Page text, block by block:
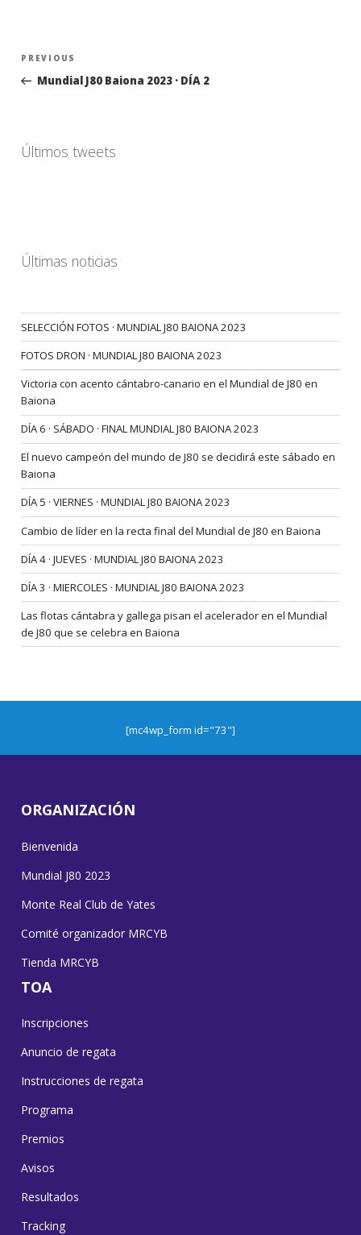
Navegación
entradas
Previous
Post
PREVIOUS
Mundial J80 Baiona 2023 · DÍA 2
Últimos tweets
Últimas noticias
SELECCIÓN FOTOS · MUNDIAL J80 BAIONA 2023
FOTOS DRON · MUNDIAL J80 BAIONA 2023
Victoria con acento cántabro-canario en el Mundial de J80 en
Baiona
DÍA 6 · SÁBADO · FINAL MUNDIAL J80 BAIONA 2023
El nuevo campeón del mundo de J80 se decidirá este sábado en
Baiona
DÍA 5 · VIERNES · MUNDIAL J80 BAIONA 2023
Cambio de líder en la recta final del Mundial de J80 en Baiona
DÍA 4 · JUEVES · MUNDIAL J80 BAIONA 2023
DÍA 3 · MIERCOLES · MUNDIAL J80 BAIONA 2023
Las flotas cántabra y gallega pisan el acelerador en el Mundial
de J80 que se celebra en Baiona
[mc4wp_form id="73"]
ORGANIZACIÓN
Bienvenida
Mundial J80 2023
Monte Real Club de Yates
Comité organizador MRCYB
Tienda MRCYB
TOA
Inscripciones
Anuncio de regata
Instrucciones de regata
Programa
Premios
Avisos
Resultados
Tracking